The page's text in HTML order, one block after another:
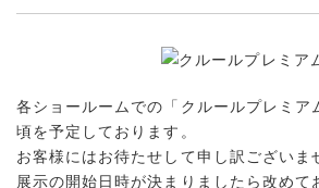
各ショールームでの「クルールプレミア
頃を予定しております。
お客様にはお待たせして申し訳ございま
展示の開始日時が決まりましたら改めて